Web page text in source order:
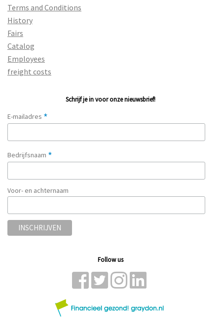
Terms and Conditions
History
Fairs
Catalog
Employees
freight costs
Schrijf je in voor onze nieuwsbrief!
E-mailadres *
Bedrijfsnaam *
Voor- en achternaam
Follow us